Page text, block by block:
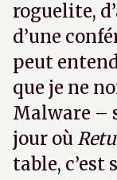
roguelite,
d’une
peut
que je ne
Malware –
jour où
table, c’est